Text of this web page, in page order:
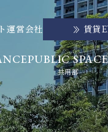
運営会社 賃貸
PUBLIC SPACE
共用部